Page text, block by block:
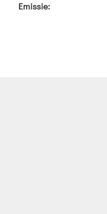
Emissie: